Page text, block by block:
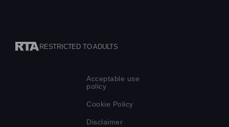
RESTRICTED TO ADULTS
Acceptable use
policy
Cookie Policy
Disclaimer